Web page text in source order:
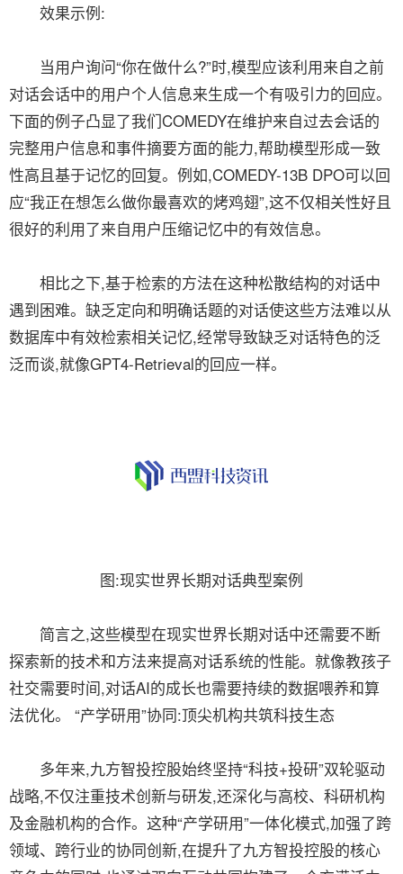
效果示例:
当用户询问“你在做什么?”时,模型应该利用来自之前
对话会话中的用户个人信息来生成一个有吸引力的回应。
下面的例子凸显了我们COMEDY在维护来自过去会话的
完整用户信息和事件摘要方面的能力,帮助模型形成一致
性高且基于记忆的回复。例如,COMEDY-13B DPO可以回
应“我正在想怎么做你最喜欢的烤鸡翅”,这不仅相关性好且
很好的利用了来自用户压缩记忆中的有效信息。
相比之下,基于检索的方法在这种松散结构的对话中
遇到困难。缺乏定向和明确话题的对话使这些方法难以从
数据库中有效检索相关记忆,经常导致缺乏对话特色的泛
泛而谈,就像GPT4-Retrieval的回应一样。
图:现实世界长期对话典型案例
简言之,这些模型在现实世界长期对话中还需要不断
探索新的技术和方法来提高对话系统的性能。就像教孩子
社交需要时间,对话AI的成长也需要持续的数据喂养和算
法优化。 “产学研用”协同:顶尖机构共筑科技生态
多年来,九方智投控股始终坚持“科技+投研”双轮驱动
战略,不仅注重技术创新与研发,还深化与高校、科研机构
及金融机构的合作。这种“产学研用”一体化模式,加强了跨
领域、跨行业的协同创新,在提升了九方智投控股的核心